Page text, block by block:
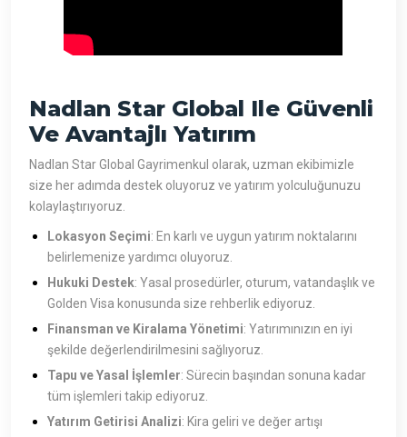
Nadlan Star Global Ile Güvenli
Ve Avantajlı Yatırım
Nadlan Star Global Gayrimenkul olarak, uzman ekibimizle
size her adımda destek oluyoruz ve yatırım yolculuğunuzu
kolaylaştırıyoruz.
Lokasyon Seçimi: En karlı ve uygun yatırım noktalarını
belirlemenize yardımcı oluyoruz.
Hukuki Destek: Yasal prosedürler, oturum, vatandaşlık ve
Golden Visa konusunda size rehberlik ediyoruz.
Finansman ve Kiralama Yönetimi: Yatırımınızın en iyi
şekilde değerlendirilmesini sağlıyoruz.
Tapu ve Yasal İşlemler: Sürecin başından sonuna kadar
tüm işlemleri takip ediyoruz.
Yatırım Getirisi Analizi: Kira geliri ve değer artışı